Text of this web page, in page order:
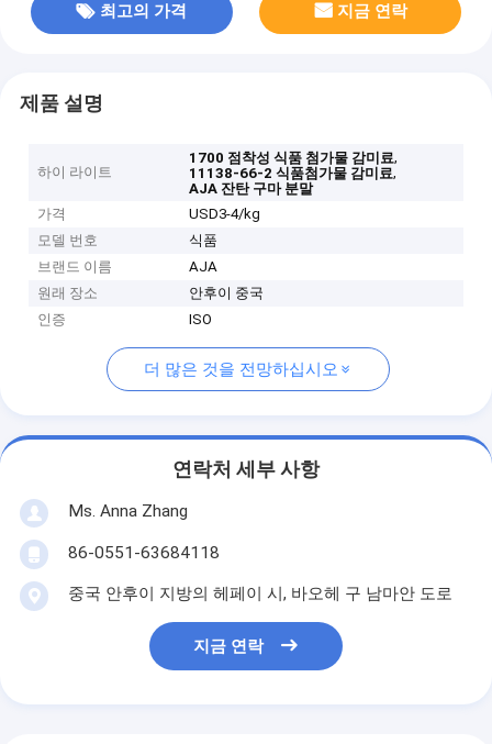
최고의 가격 지금 연락
제품 설명
하이 라이트
1700 점착성 식품 첨가물 감미료,
11138-66-2 식품첨가물 감미료,
AJA 잔탄 구마 분말
가격
USD3-4/kg
모델 번호
식품
브랜드 이름
AJA
원래 장소
안후이 중국
인증
ISO
더 많은 것을 전망하십시오
연락처 세부 사항
Ms. Anna Zhang
86-0551-63684118
중국 안후이 지방의 헤페이 시, 바오헤 구 남마안 도로
지금 연락